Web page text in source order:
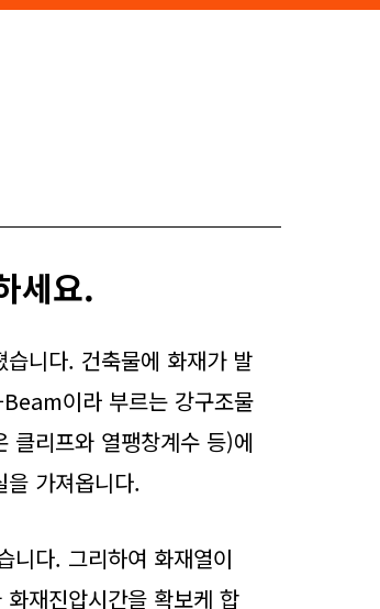
세요.
니다. 건축물에 화재가 발
이라 부르는 강구조물
리프와 열팽창계수 등)에
가져옵니다.
니다. 그리하여 화재열이
재진압시간을 확보케 합